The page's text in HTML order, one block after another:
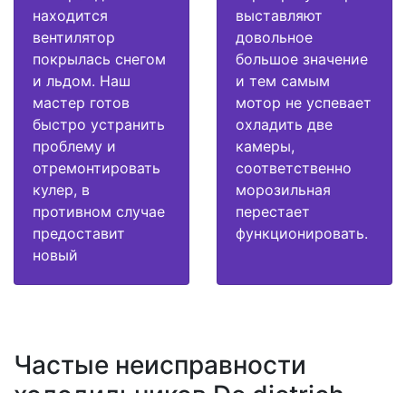
находится
вентилятор
покрылась снегом
и льдом. Наш
мастер готов
быстро устранить
проблему и
отремонтировать
кулер, в
противном случае
предоставит
новый
выставляют
довольное
большое значение
и тем самым
мотор не успевает
охладить две
камеры,
соответственно
морозильная
перестает
функционировать.
Частые неисправности